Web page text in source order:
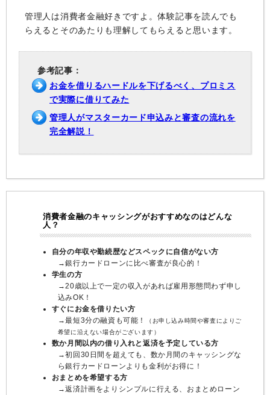
管理人は消費者金融好きですよ。体験記事を読んでも
らえるとそのあたりも理解してもらえると思います。
参考記事：
お金を借りるハードルを下げるべく、プロミス
で実際に借りてみた
管理人がマスターカード申込みと審査の流れを
完全解説！
消費者金融のキャッシングがおすすめなのはどんな
人？
自分の年収や勤続歴などスペックに自信がない方
→銀行カードローンに比べ審査が良心的！
学生の方
→20歳以上で一定の収入があれば雇用形態問わず申し
込みOK！
すぐにお金を借りたい方
→最短3分の融資も可能！
（お申し込み時間や審査によりご
希望に沿えない場合がございます）
数か月間以内の借り入れと返済を予定している方
→初回30日間を超えても、数か月間のキャッシングな
ら銀行カードローンよりも金利がお得に！
おまとめを希望する方
→返済計画をよりシンプルに行える、おまとめローン